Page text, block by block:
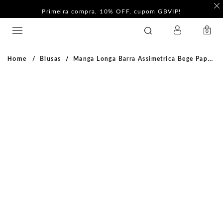
Pague com PIX e ganhe 5%Off na Coleção Outline!
0
Home Blusas Manga Longa Barra Assimetrica Bege Paper